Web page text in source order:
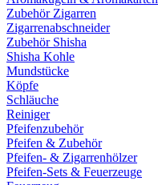
Zubehör Zigarren
Zigarrenabschneider
Zubehör Shisha
Shisha Kohle
Mundstücke
Köpfe
Schläuche
Reiniger
Pfeifenzubehör
Pfeifen & Zubehör
Pfeifen- & Zigarrenhölzer
Pfeifen-Sets & Feuerzeuge